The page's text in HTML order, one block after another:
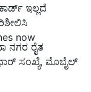
now
ಇಲ್ಲದೆ
ನಗರ ರೈತ
ಸಂಖ್ಯೆ, ಮೊಬೈಲ್